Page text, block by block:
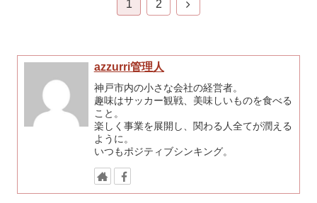
1 2
azzurri管理人
神戸市内の小さな会社の経営者。
趣味はサッカー観戦、美味しいものを食べる
こと。
楽しく事業を展開し、関わる人全てが潤える
ように。
いつもポジティブシンキング。